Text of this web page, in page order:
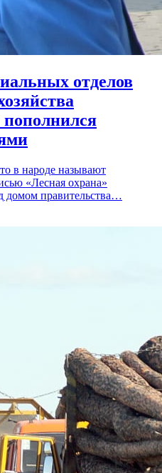
отделов
в народе называют
«Лесная охрана»
домом правительства…